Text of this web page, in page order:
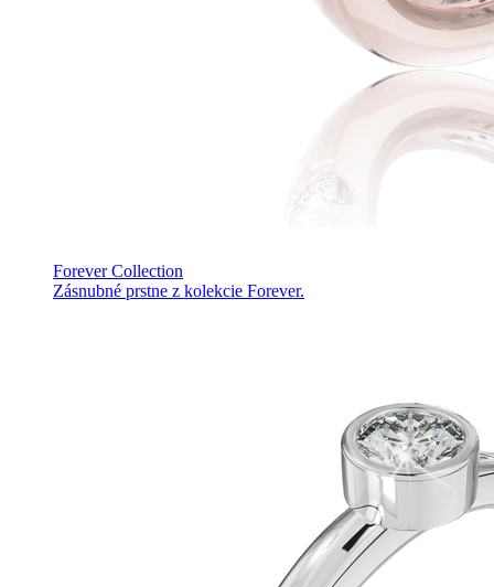
Forever Collection
Zásnubné prstne z kolekcie Forever.